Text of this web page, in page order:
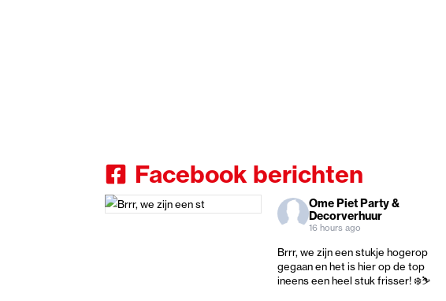
Facebook berichten
Ome Piet Party &
Decorverhuur
16 hours ago
Brrr, we zijn een stukje hogerop
gegaan en het is hier op de top
ineens een heel stuk frisser! ❄️⛷️